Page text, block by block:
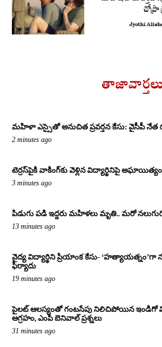
చోప్రా
Jyothi
తాజావార్తలు
మహిళా ఎస్సైతో అనుచిత ప్రవర్తన కేసు: వైసీపీ నేత
2 minutes ago
టెర్రస్‌పైకి వాకింగ్‌కు వెళ్లిన విద్యార్థినిపై
3 minutes ago
పిడుగు పడి ఇద్దరు మహిళలు మృతి.. మరో
13 minutes ago
వైద్య విద్యార్థిని ప్రియాంక కేసు-
ఫిర్యాదు
19 minutes ago
పైలట్ ఆలస్యంతో గంటసేపు నిలిచిపోయిన
ఆగ్రహం, ఎంపీ బెనివాల్ ప్రశ్నలు
31 minutes ago